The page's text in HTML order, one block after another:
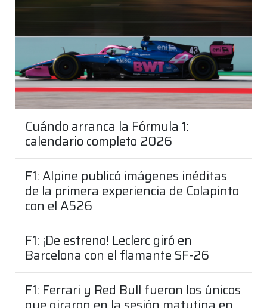
Cuándo arranca la Fórmula 1:
calendario completo 2026
F1: Alpine publicó imágenes inéditas
de la primera experiencia de Colapinto
con el A526
F1: ¡De estreno! Leclerc giró en
Barcelona con el flamante SF-26
F1: Ferrari y Red Bull fueron los únicos